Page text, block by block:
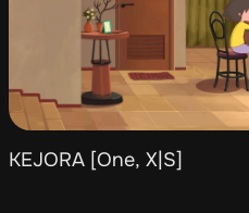
KEJORA [One, X|S]